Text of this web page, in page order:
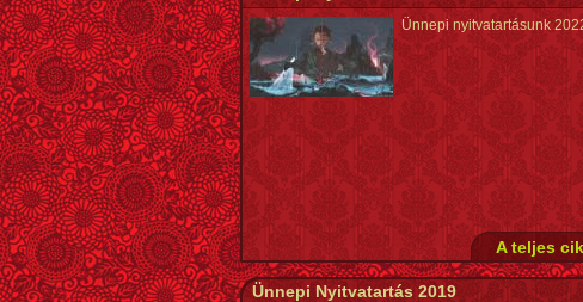
Ünnepi nyitvatartásunk
A teljes
Ünnepi Nyitvatartás 2019